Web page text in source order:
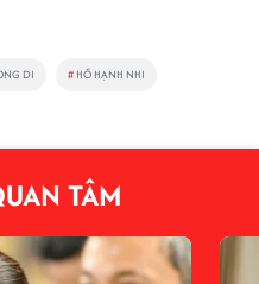
DI # HỒ HẠNH NHI
TÂM